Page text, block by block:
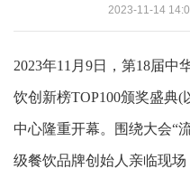
2023-11-14
2023年11月9日，第18届中
饮创新榜TOP100颁奖盛典
中心隆重开幕。围绕大会“
级餐饮品牌创始人亲临现